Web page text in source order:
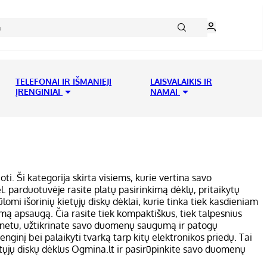
TELEFONAI IR IŠMANIEJI
ĮRENGINIAI
LAISVALAIKIS IR
NAMAI
Ši kategorija skirta visiems, kurie vertina savo
parduotuvėje rasite platų pasirinkimą dėklų, pritaikytų
išorinių kietųjų diskų dėklai, kurie tinka tiek kasdieniam
apsaugą. Čia rasite tiek kompaktiškus, tiek talpesnius
užtikrinate savo duomenų saugumą ir patogų
bei palaikyti tvarką tarp kitų elektronikos priedų. Tai
diskų dėklus Ogmina.lt ir pasirūpinkite savo duomenų